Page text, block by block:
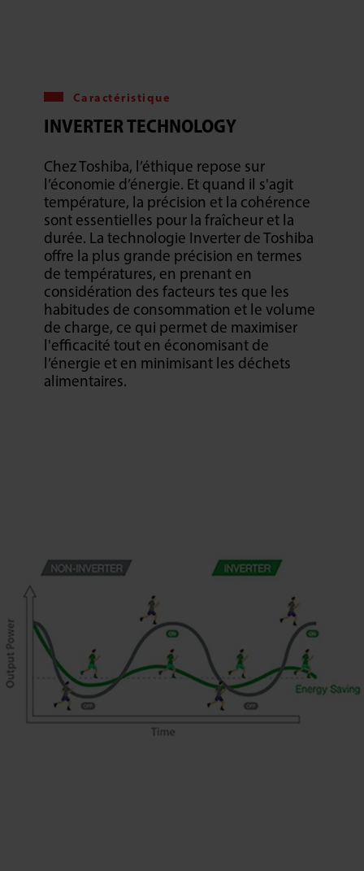
Caractéristique
INVERTER TECHNOLOGY
Chez Toshiba, l’éthique repose sur
l’économie d’énergie. Et quand il s'agit
température, la précision et la cohérence
sont essentielles pour la fraîcheur et la
durée. La technologie Inverter de Toshiba
offre la plus grande précision en termes
de températures, en prenant en
considération des facteurs tes que les
habitudes de consommation et le volume
de charge, ce qui permet de maximiser
l'efficacité tout en économisant de
l’énergie et en minimisant les déchets
alimentaires.